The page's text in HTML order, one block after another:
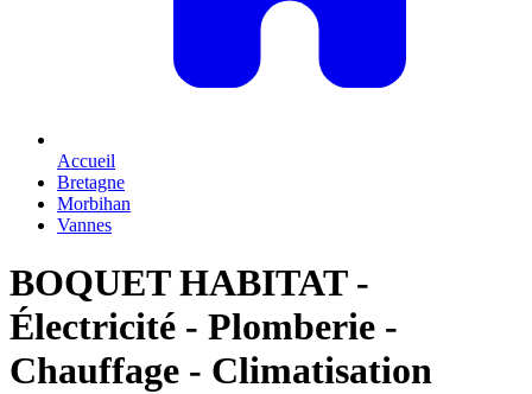
Accueil
Bretagne
Morbihan
Vannes
BOQUET HABITAT -
Électricité - Plomberie -
Chauffage - Climatisation